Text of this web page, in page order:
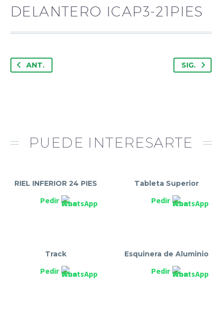
DELANTERO ICAP3-21PIES
ANT. SIG.
PUEDE INTERESARTE
RIEL INFERIOR 24 PIES
Pedir
Tableta Superior
Pedir
Track
Pedir
Esquinera de Aluminio
Pedir